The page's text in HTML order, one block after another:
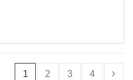
1 2 3 4